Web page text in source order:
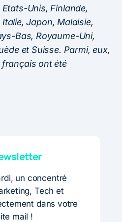
Unis, Finlande,
Japon, Malaisie,
Bas, Royaume-Uni,
et Suisse. Parmi, eux,
ont été
un concentré
Tech et
dans votre
mail !